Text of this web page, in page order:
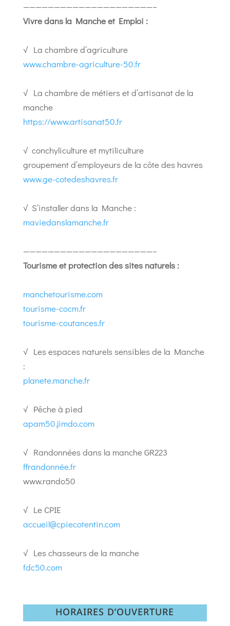
—————————————————————–
Vivre dans la Manche et Emploi :
√ La chambre d’agriculture
www.chambre-agriculture-50.fr
√ La chambre de métiers et d’artisanat de la
manche
https://www.artisanat50.fr
√ conchyliculture et mytiliculture
groupement d’employeurs de la côte des havres
www.ge-cotedeshavres.fr
√ S’installer dans la Manche :
maviedanslamanche.fr
—————————————————————–
Tourisme et protection des sites naturels :
manchetourisme.com
tourisme-cocm.fr
tourisme-coutances.fr
√ Les espaces naturels sensibles de la Manche
:
planete.manche.fr
√ Pêche à pied
apam50.jimdo.com
√ Randonnées dans la manche GR223
ffrandonnée.fr
www.rando50
√ Le CPIE
accueil@cpiecotentin.com
√ Les chasseurs de la manche
fdc50.com
HORAIRES D’OUVERTURE